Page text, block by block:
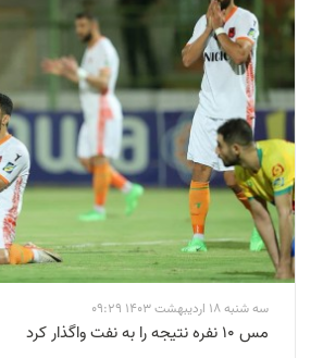
سه شنبه 18 اردیبهشت 1403 09:29
مس ۱۰ نفره نتیجه را به نفت واگذار کرد